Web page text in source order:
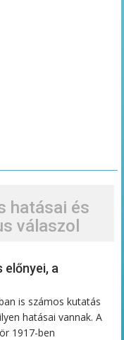
hatásai és
válaszol
előnyei, a
is számos kutatás
hatásai vannak. A
1917-ben